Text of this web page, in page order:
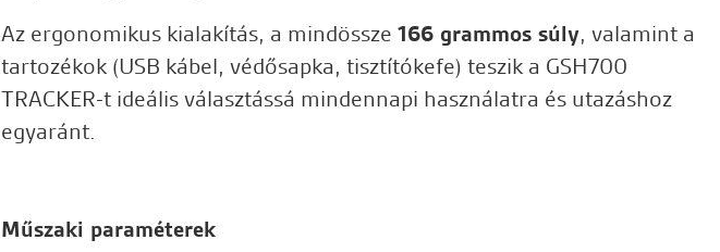
Az ergonomikus kialakítás, a mindössze 166 grammos súly, valamint a
tartozékok (USB kábel, védősapka, tisztítókefe) teszik a GSH700
TRACKER-t ideális választássá mindennapi használatra és utazáshoz
egyaránt.
Műszaki paraméterek